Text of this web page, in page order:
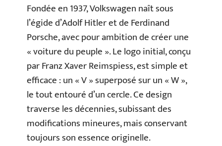
Fondée en 1937, Volkswagen naît sous
l’égide d’Adolf Hitler et de Ferdinand
Porsche, avec pour ambition de créer une
« voiture du peuple ». Le logo initial, conçu
par Franz Xaver Reimspiess, est simple et
efficace : un « V » superposé sur un « W »,
le tout entouré d’un cercle. Ce design
traverse les décennies, subissant des
modifications mineures, mais conservant
toujours son essence originelle.